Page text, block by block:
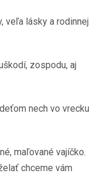
veľa lásky a rodinnej
zospodu, aj
nech vo vrecku
maľované vajíčko.
chceme vám